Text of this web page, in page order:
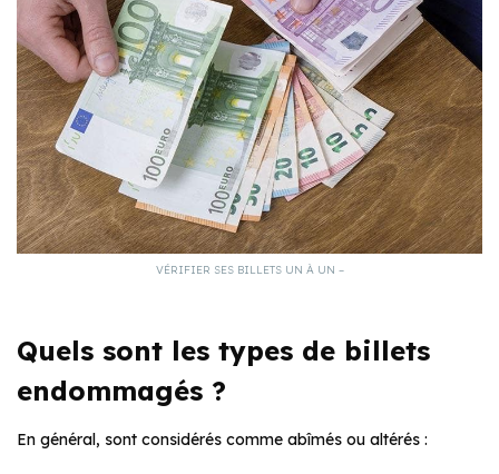
VÉRIFIER SES BILLETS UN À UN –
Quels sont les types de billets
endommagés ?
En général, sont considérés comme abîmés ou altérés :